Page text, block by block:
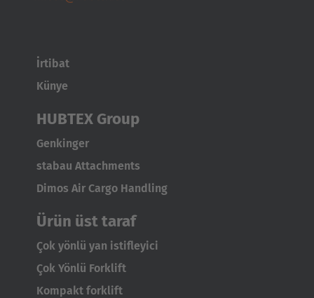
İrtibat
Künye
HUBTEX Group
Genkinger
stabau Attachments
Dimos Air Cargo Handling
Ürün üst taraf
Çok yönlü yan istifleyici
Çok Yönlü Forklift
Kompakt forklift